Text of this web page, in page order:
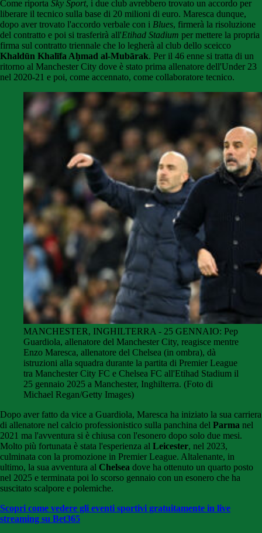
Come riporta Sky Sport, i due club avrebbero trovato un accordo per
liberare il tecnico sulla base di 20 milioni di euro. Maresca dunque,
dopo aver trovato l'accordo verbale con i Blues, firmerà la risoluzione
del contratto e poi si trasferirà all'Etihad Stadium per mettere la propria
firma sul contratto triennale che lo legherà al club dello sceicco
Khaldūn Khalīfa Aḥmad al-Mubārak. Per il 46 enne si tratta di un
ritorno al Manchester City dove è stato prima allenatore dell'Under 23
nel 2020-21 e poi, come accennato, come collaboratore tecnico.
MANCHESTER, INGHILTERRA - 25 GENNAIO: Pep
Guardiola, allenatore del Manchester City, reagisce mentre
Enzo Maresca, allenatore del Chelsea (in ombra), dà
istruzioni alla squadra durante la partita di Premier League
tra Manchester City FC e Chelsea FC all'Etihad Stadium il
25 gennaio 2025 a Manchester, Inghilterra. (Foto di
Michael Regan/Getty Images)
Dopo aver fatto da vice a Guardiola, Maresca ha iniziato la sua carriera
di allenatore nel calcio professionistico sulla panchina del Parma nel
2021 ma l'avventura si è chiusa con l'esonero dopo solo due mesi.
Molto più fortunata è stata l'esperienza al Leicester, nel 2023,
culminata con la promozione in Premier League. Altalenante, in
ultimo, la sua avventura al Chelsea dove ha ottenuto un quarto posto
nel 2025 e terminata poi lo scorso gennaio con un esonero che ha
suscitato scalpore e polemiche.
Scopri come vedere gli eventi sportivi gratuitamente in live
streaming su Bet365